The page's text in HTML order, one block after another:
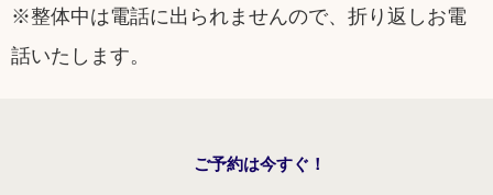
※整体中は電話に出られませんので、折り返しお電
話いたします。
ご予約は今すぐ！